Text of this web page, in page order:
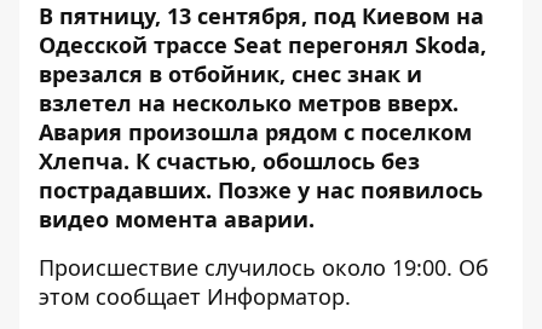
В пятницу, 13 сентября, под Киевом на
Одесской трассе Seat перегонял Skoda,
врезался в отбойник, снес знак и
взлетел на несколько метров вверх.
Авария произошла рядом с поселком
Хлепча. К счастью, обошлось без
пострадавших. Позже у нас появилось
видео момента аварии.
Происшествие случилось около 19:00. Об
этом сообщает Информатор.